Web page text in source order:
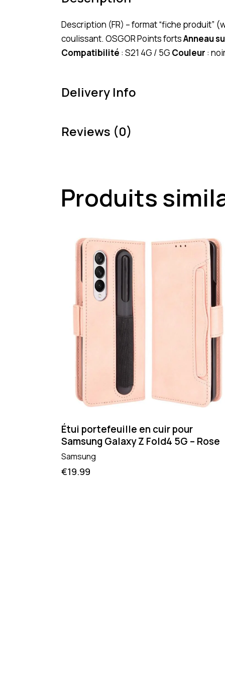
Description (FR) – format “fiche produit”
coulissant. OSGOR Points fortsAnneau
Compatibilité : S21 4G / 5G Couleur :
Delivery Info
Reviews (0)
Produits
Étui portefeuille en cuir pour
Samsung Galaxy Z Fold4 5G – Rose
Samsung
€19.99